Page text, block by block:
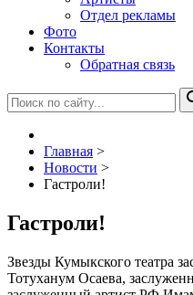
Отдел рекламы
Фото
Контакты
Обратная связь
Главная >
Новости >
Гастроли!
Гастроли!
Звезды Кумыкского театра
Тотуханум Осаева,